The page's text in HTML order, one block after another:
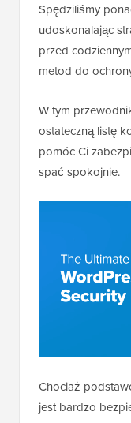
Spędziliśmy
udoskonalając
przed
metod do
W tym
ostateczną listę
pomóc Ci
spać spokojnie.
Chociaż
jest bardzo